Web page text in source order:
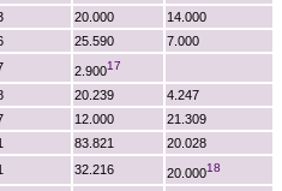
20.000
14.000
25.590
7.000
2.90017
20.239
4.247
12.000
21.309
83.821
20.028
32.216 20.00018